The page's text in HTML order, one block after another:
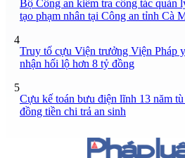
Bộ Công an kiểm tra công tác quản
tạo phạm nhân tại Công an tỉnh Cà
4
Truy tố cựu Viện trưởng Viện Pháp
nhận hối lộ hơn 8 tỷ đồng
5
Cựu kế toán bưu điện lĩnh 13 năm
đồng tiền chi trả an sinh